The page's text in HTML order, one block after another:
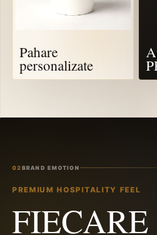
Pahare
personalizate
02BRAND EMOTION
PREMIUM HOSPITALITY FEEL
FIECARE